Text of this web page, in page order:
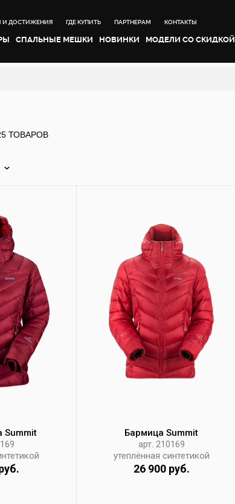
И ДОСТИЖЕНИЯ ГДЕ КУПИТЬ ПАРТНЕРАМ КОНТАКТЫ
CПАЛЬНЫЕ МЕШКИ НОВИНКИ МОДЕЛИ СО СКИДКОЙ
ТОВАРОВ
Summit
Бармица Summit
арт. 210169
утеплённая синтетикой
26 900 руб.